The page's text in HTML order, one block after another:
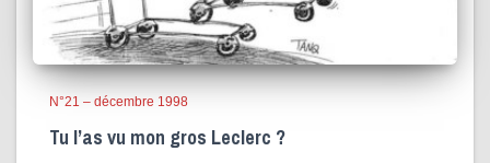
N°21 – décembre 1998
Tu l’as vu mon gros Leclerc ?